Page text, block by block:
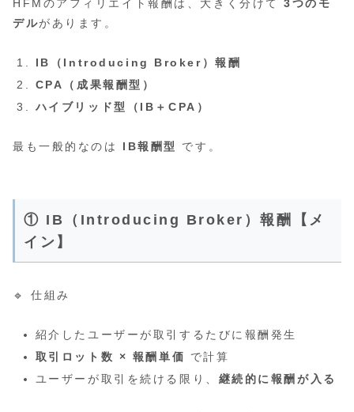
HFMのアフィリエイト報酬は、大きく分けて3つのモ
デルがあります。
IB（Introducing Broker）報酬
CPA（成果報酬型）
ハイブリッド型（IB＋CPA）
最も一般的なのは IB報酬型 です。
① IB（Introducing Broker）報酬【メ
イン】
🔹 仕組み
紹介したユーザーが取引するたびに報酬発生
取引ロット数 × 報酬単価
で計算
ユーザーが取引を続ける限り、 継続的に報酬が入る